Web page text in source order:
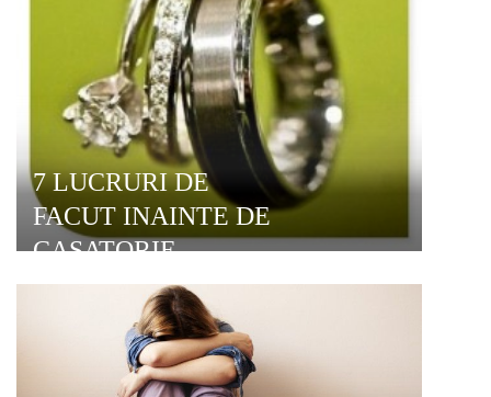
7 LUCRURI DE
FACUT INAINTE DE
CASATORIE